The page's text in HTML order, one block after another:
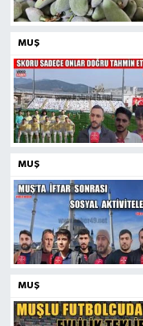
MUŞ
MUŞ
MUŞ
Teknoloji
Kültür Sanat
Hasköy
Korkut
Malazgirt